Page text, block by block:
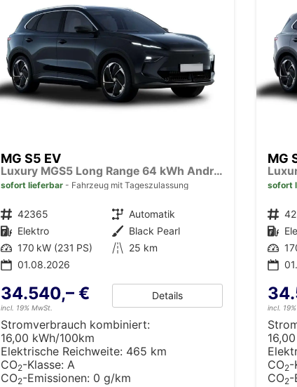
MG S5 EV
Luxury MGS5 Long Range 64 kWh Android Auto*Navi*SHZ*360°*Keyless*E-Heck*ACC
sofort lieferbar Fahrzeug mit Tageszulassung
Fahrzeugnr. 42365 Getriebe Automatik
Kraftstoff Elektro Außenfarbe Black Pearl
Leistung 170 kW (231 PS) Kilometerstand 25 km
01.08.2026
34.540,– €
incl. 19% MwSt.
Details
Stromverbrauch kombiniert:
16,00 kWh/100km
Elektrische Reichweite: 465 km
CO2-Klasse: A
CO2-Emissionen: 0 g/km
MG
sofort
Fahrzeugnr.
Kraftstoff
Leistung
incl.
CO2-
CO2-